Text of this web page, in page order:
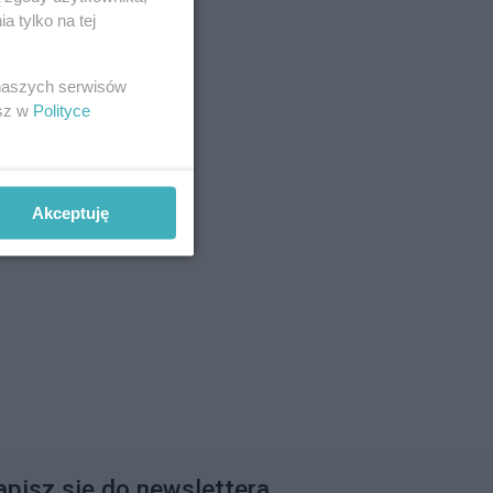
tylko na tej
serwisów
w Polityce
Akceptuję